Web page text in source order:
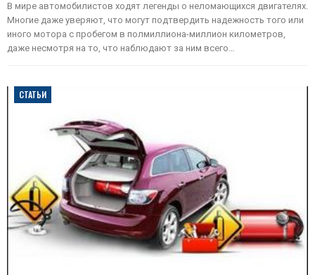
В мире автомобилистов ходят легенды о неломающихся двигателях.
Многие даже уверяют, что могут подтвердить надежность того или
иного мотора с пробегом в полмиллиона-миллион километров,
даже несмотря на то, что наблюдают за ним всего…
СТАТЬИ